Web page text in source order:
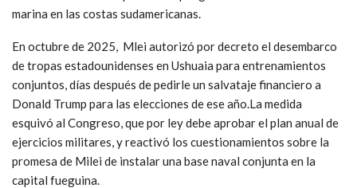
marina en las costas sudamericanas.
En octubre de 2025, Mlei autorizó por decreto el desembarco
de tropas estadounidenses en Ushuaia para entrenamientos
conjuntos, días después de pedirle un salvataje financiero a
Donald Trump para las elecciones de ese año.La medida
esquivó al Congreso, que por ley debe aprobar el plan anual de
ejercicios militares, y reactivó los cuestionamientos sobre la
promesa de Milei de instalar una base naval conjunta en la
capital fueguina.